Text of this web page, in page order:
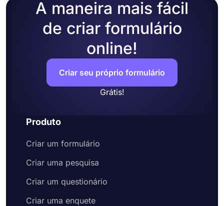
A maneira mais fácil
de criar formulário
online!
Criar seu próprio formulário
Grátis!
Produto
Criar um formulário
Criar uma pesquisa
Criar um questionário
Criar uma enquete